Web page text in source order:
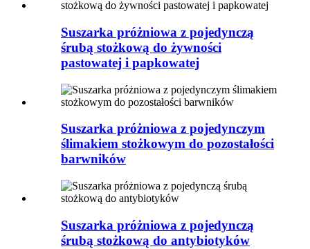
Suszarka próżniowa z pojedynczą
śrubą stożkową do żywności
pastowatej i papkowatej
Suszarka próżniowa z pojedynczym
ślimakiem stożkowym do pozostałości
barwników
Suszarka próżniowa z pojedynczą
śrubą stożkową do antybiotyków